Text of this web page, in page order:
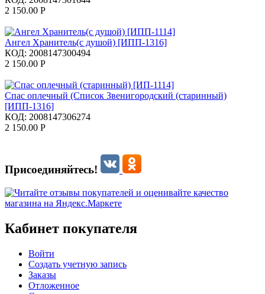
2 150.00 Р
Ангел Хранитель(с душой) [ИПП-1316]
КОД: 2008147300494
2 150.00 Р
Спас оплечный (Список Звенигородский (старинный)
[ИПП-1316]
КОД: 2008147306274
2 150.00 Р
Присоединяйтесь!
Кабинет покупателя
Войти
Создать учетную запись
Заказы
Отложенное